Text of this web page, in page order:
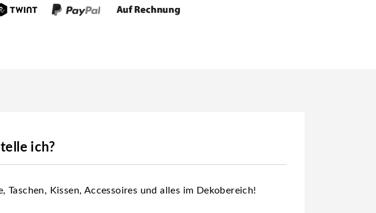
ich?
Kissen, Accessoires und alles im Dekobereich!